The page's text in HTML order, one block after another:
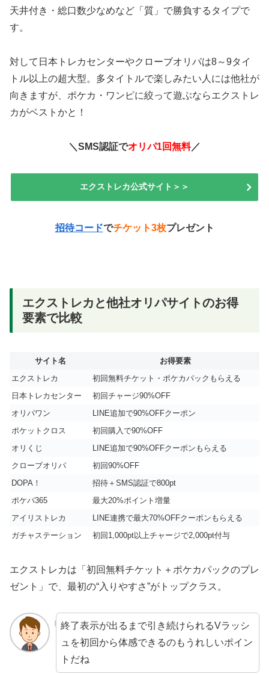
天井付き・総口数少なめなど「質」で勝負するタイプで
す。
対して日本トレカセンターやクローブオリパは8～9タイ
トル以上の超大型。多タイトルで楽しみたい人には他社が
向きますが、ポケカ・ワンピに絞って遊ぶならエクストレ
カがベストかと！
＼SMS認証でオリパ1回無料／
エクストレカ公式サイト＞＞
招待コードでチケット3枚プレゼント
エクストレカと他社オリパサイトのお得
要素で比較
サイト名
お得要素
エクストレカ
初回無料チケット・ポケカパックもらえる
日本トレカセンター
初回チャージ90%OFF
オリパワン
LINE追加で90%OFFクーポン
ポケットクロス
初回購入で90%OFF
オリくじ
LINE追加で90%OFFクーポンもらえる
クローブオリパ
初回90%OFF
DOPA！
招待＋SMS認証で800pt
ポケパ365
最大20%ポイント増量
アイリストレカ
LINE連携で最大70%OFFクーポンもらえる
ガチャステーション
初回1,000pt以上チャージで2,000pt付与
エクストレカは「初回無料チケット＋ポケカパックのプレ
ゼント」で、最初の“入りやすさ”がトップクラス。
終了表示が出るまで引き続けられるVラッシ
ュを初回から体感できるのもうれしいポイン
トだね